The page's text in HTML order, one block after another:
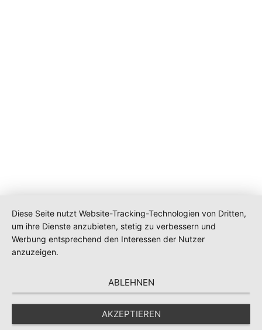
Diese Seite nutzt Website-Tracking-Technologien von Dritten,
um ihre Dienste anzubieten, stetig zu verbessern und
Werbung entsprechend den Interessen der Nutzer
anzuzeigen.
ABLEHNEN
AKZEPTIEREN